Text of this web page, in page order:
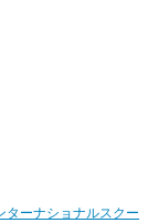
ターナショナルスクー